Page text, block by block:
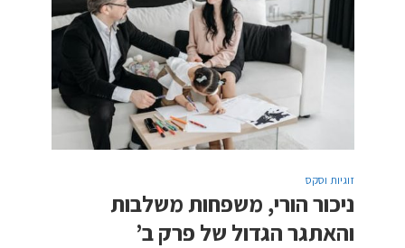
זוגיות וסקס
ניכור הורי, משפחות משלבות
והאתגר הגדול של פרק ב’